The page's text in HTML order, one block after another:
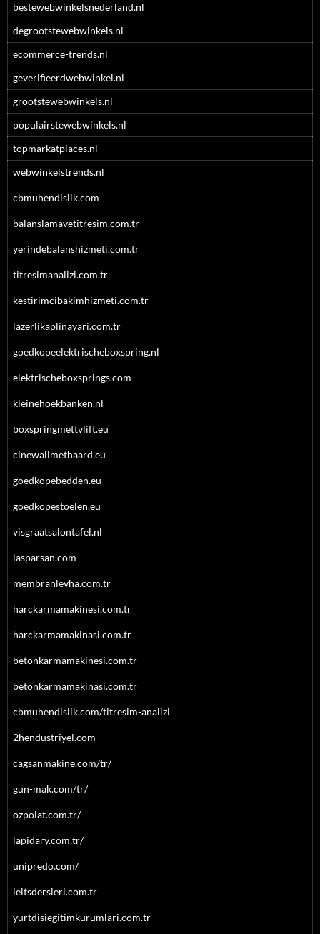
bestewebwinkelsnederland.nl
degrootstewebwinkels.nl
ecommerce-trends.nl
geverifieerdwebwinkel.nl
grootstewebwinkels.nl
populairstewebwinkels.nl
topmarkatplaces.nl
webwinkelstrends.nl
cbmuhendislik.com
balanslamavetitresim.com.tr
yerindebalanshizmeti.com.tr
titresimanalizi.com.tr
kestirimcibakimhizmeti.com.tr
lazerlikaplinayari.com.tr
goedkopeelektrischeboxspring.nl
elektrischeboxsprings.com
kleinehoekbanken.nl
boxspringmettvlift.eu
cinewallmethaard.eu
goedkopebedden.eu
goedkopestoelen.eu
visgraatsalontafel.nl
lasparsan.com
membranlevha.com.tr
harckarmamakinesi.com.tr
harckarmamakinasi.com.tr
betonkarmamakinesi.com.tr
betonkarmamakinasi.com.tr
cbmuhendislik.com/titresim-analizi
2hendustriyel.com
cagsanmakine.com/tr/
gun-mak.com/tr/
ozpolat.com.tr/
lapidary.com.tr/
unipredo.com/
ieltsdersleri.com.tr
yurtdisiegitimkurumlari.com.tr